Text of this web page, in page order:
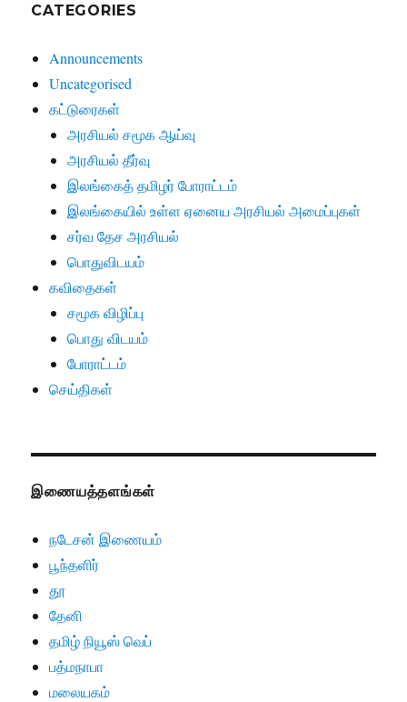
CATEGORIES
Announcements
Uncategorised
கட்டுரைகள்
அரசியல் சமூக ஆய்வு
அரசியல் தீர்வு
இலங்கைத் தமிழர் போராட்டம்
இலங்கையில் உள்ள ஏனைய அரசியல் அமைப்புகள்
சர்வ தேச அரசியல்
பொதுவிடயம்
கவிதைகள்
சமூக விழிப்பு
பொது விடயம்
போராட்டம்
செய்திகள்
இணையத்தளங்கள்
நடேசன் இணையம்
பூந்தளிர்
தூ
தேனி
தமிழ் நியூஸ் வெப்
பத்மநாபா
மலையகம்